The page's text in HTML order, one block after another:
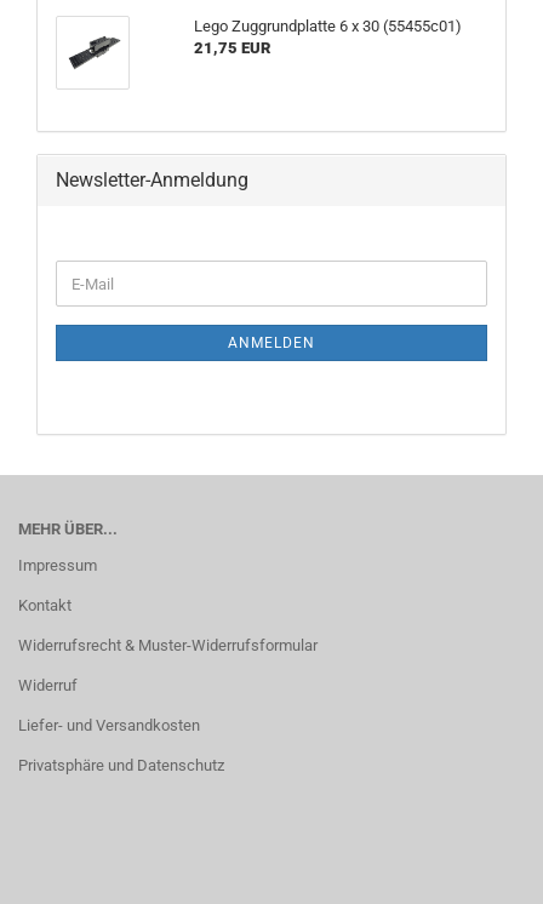
Lego Zuggrundplatte 6 x 30 (55455c01)
21,75 EUR
Newsletter-Anmeldung
ANMELDEN
MEHR ÜBER...
Impressum
Kontakt
Widerrufsrecht & Muster-Widerrufsformular
Widerruf
Liefer- und Versandkosten
Privatsphäre und Datenschutz